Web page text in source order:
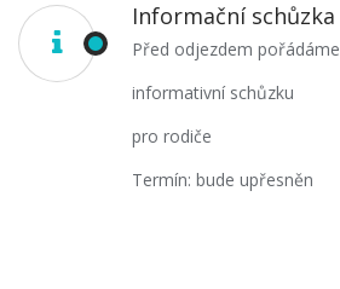
Informační schůzka
Před odjezdem pořádáme
informativní schůzku
pro rodiče
Termín: bude upřesněn